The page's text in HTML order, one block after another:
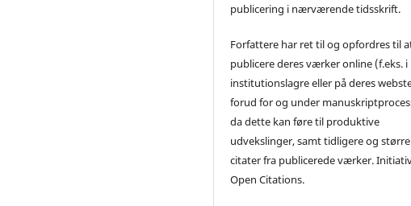
publicering i nærværende tidsskrift.
Forfattere har ret til og opfordres til
publicere deres værker online (f.eks. i
institutionslagre eller på deres
forud for og under
da dette kan føre til produktive
udvekslinger, samt tidligere og større
citater fra publicerede værker.
Open Citations.